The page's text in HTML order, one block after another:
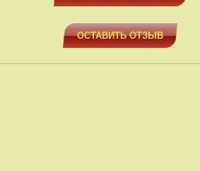
ОСТАВИТЬ ОТЗЫВ